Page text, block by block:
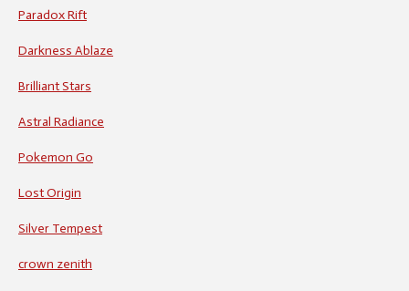
Paradox Rift
Darkness Ablaze
Brilliant Stars
Astral Radiance
Pokemon Go
Lost Origin
Silver Tempest
crown zenith